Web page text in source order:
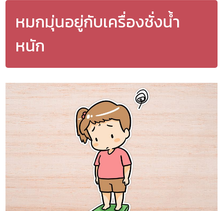
หมกมุ่นอยู่กับเครื่องชั่งน้ำ
หนัก